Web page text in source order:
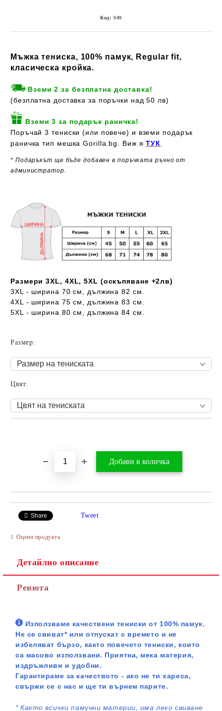
Код: 049
Мъжка тениска, 100% памук, Regular fit,
класическа кройка.
Вземи 2 за безплатна доставка!
(безплатна доставка за поръчки над 50 лв)
Вземи 3 за подарък раничка!
Поръчай 3 тениски (или повече) и вземи подарък
раничка тип мешка Gorilla.bg. Виж яТУК
* Подаръкът ще бъде добавен в поръчката ръчно от
администратор.
Размери 3XL, 4XL, 5XL (оскъпяване +2лв)
3XL - ширина 70 см, дължина 82 см.
4XL - ширина 75 см, дължина 83 см.
5XL - ширина 80 см, дължина 84 см.
Размер:
Цвят:
Share Tweet
Оцени продукта
Детайлно описание
Ревюта
Използваме качествени тениски от 100% памук.
Не се свиват* или отпускат с времето и не
избеляват бързо, както повечето тениски, които
са масово използвани. Приятна, мека материя,
издръжливи и удобни.
Гарантираме за качеството - ако не ти хареса,
свържи се с нас и ще ти върнем парите.
*Както всички памучни материи, има леко свиване